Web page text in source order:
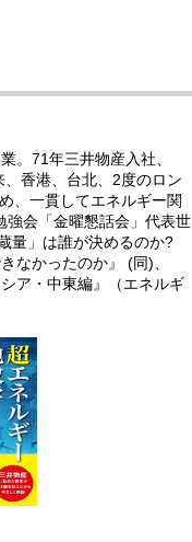
。71年三井物産入社、
香港、台北、2度のロン
、一貫してエネルギー関
強会「金曜懇話会」代表世
量」は誰が決めるのか?
なかったのか』 (同)、
ア・中東編』（エネルギ